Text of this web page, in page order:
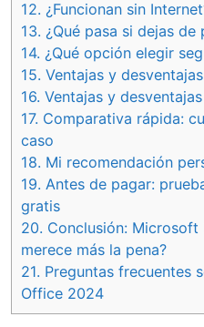
12. ¿Funcionan sin
13. ¿Qué pasa si dejas
14. ¿Qué opción elegir
15. Ventajas y
16. Ventajas y
17. Comparativa rápida:
caso
18. Mi recomendación
19. Antes de pagar:
gratis
20. Conclusión:
merece más la pena?
21. Preguntas frecuentes
Office 2024